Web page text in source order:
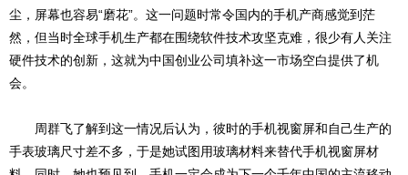
尘，屏幕也容易“磨花”。这一问题时常令国内的手机产商感觉到茫
然，但当时全球手机生产都在围绕软件技术攻坚克难，很少有人关注
硬件技术的创新，这就为中国创业公司填补这一市场空白提供了机
会。
周群飞了解到这一情况后认为，彼时的手机视窗屏和自己生产的
手表玻璃尺寸差不多，于是她试图用玻璃材料来替代手机视窗屏材